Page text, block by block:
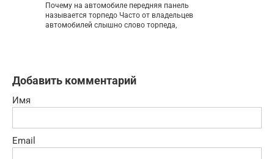
Почему на автомобиле передняя панель
называется торпедо Часто от владельцев
автомобилей слышно слово торпеда,
Добавить комментарий
Имя
Email